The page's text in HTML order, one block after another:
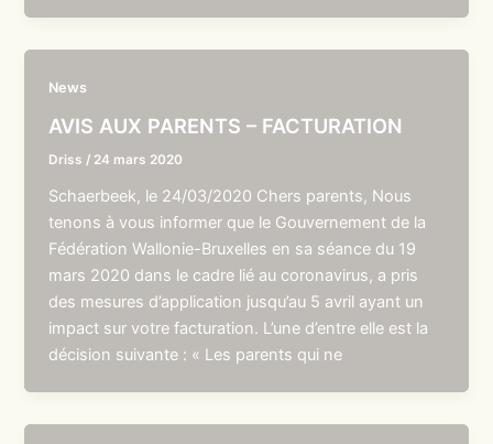
News
AVIS AUX PARENTS – FACTURATION
Driss / 24 mars 2020
Schaerbeek, le 24/03/2020 Chers parents, Nous
tenons à vous informer que le Gouvernement de la
Fédération Wallonie-Bruxelles en sa séance du 19
mars 2020 dans le cadre lié au coronavirus, a pris
des mesures d’application jusqu’au 5 avril ayant un
impact sur votre facturation. L’une d’entre elle est la
décision suivante : « Les parents qui ne